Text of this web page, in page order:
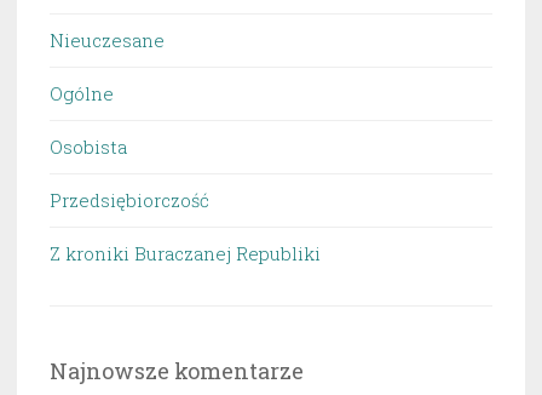
Nieuczesane
Ogólne
Osobista
Przedsiębiorczość
Z kroniki Buraczanej Republiki
Najnowsze komentarze